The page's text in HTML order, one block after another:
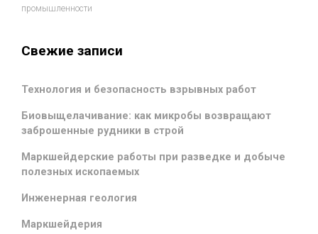
промышленности
Свежие записи
Технология и безопасность взрывных работ
Биовыщелачивание: как микробы возвращают
заброшенные рудники в строй
Маркшейдерские работы при разведке и добыче
полезных ископаемых
Инженерная геология
Маркшейдерия